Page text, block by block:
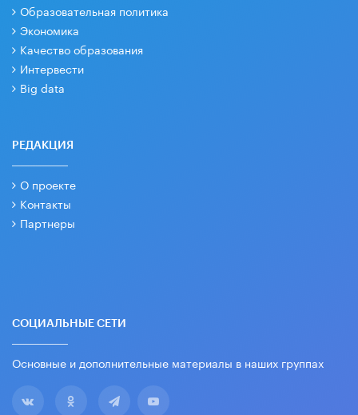
Образовательная политика
Экономика
Качество образования
Интервести
Big data
РЕДАКЦИЯ
О проекте
Контакты
Партнеры
СОЦИАЛЬНЫЕ СЕТИ
Основные и дополнительные материалы в наших группах